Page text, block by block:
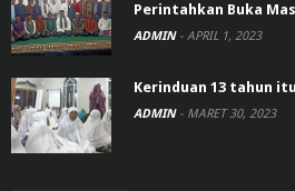
Perintahkan Buka
ADMIN - APRIL 1, 2023
Kerinduan 13 tahun
ADMIN - MARET 30, 2023